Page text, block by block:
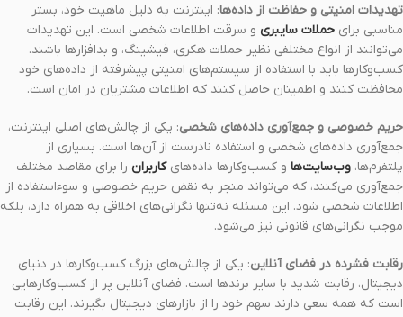
تهدیدات امنیتی و حفاظت از داده‌ها: اینترنت به دلیل ماهیت خود، بستر
مناسبی برای حملات سایبری و سرقت اطلاعات شخصی است. این تهدیدات
می‌توانند از انواع مختلفی نظیر حملات هکری، فیشینگ، و بدافزارها باشند.
کسب‌وکارها باید با استفاده از سیستم‌های امنیتی پیشرفته از داده‌های خود
محافظت کنند و اطمینان حاصل کنند که اطلاعات مشتریان در امان است.
حریم خصوصی و جمع‌آوری داده‌های شخصی: یکی از چالش‌های اصلی اینترنت،
جمع‌آوری داده‌های شخصی و استفاده نادرست از آن‌ها است. بسیاری از
پلتفرم‌ها، وب‌سایت‌ها و کسب‌وکارها داده‌هایکاربران را برای مقاصد مختلف
جمع‌آوری می‌کنند، که می‌تواند منجر به نقض حریم خصوصی و سوءاستفاده از
اطلاعات شخصی شود. این مسئله نه‌تنها نگرانی‌های اخلاقی به همراه دارد، بلکه
موجب نگرانی‌های قانونی نیز می‌شود.
رقابت فشرده در فضای آنلاین: یکی از چالش‌های بزرگ کسب‌وکارها در دنیای
دیجیتال، رقابت شدید با سایر برندها است. فضای آنلاین پر از کسب‌وکارهایی
است که همه سعی دارند سهم خود را از بازارهای دیجیتال بگیرند. این رقابت